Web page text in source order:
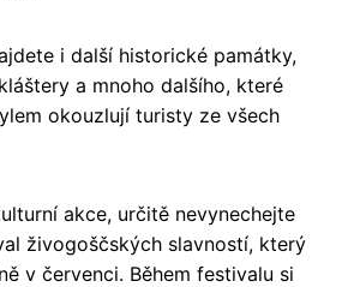
i další historické památky,
a mnoho dalšího, které
okouzlují turisty ze všech
akce, určitě nevynechejte
živogoščských slavností, který
v červenci. Během festivalu si